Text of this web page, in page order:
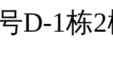
号D-1